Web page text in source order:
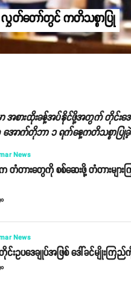
လွှတ်တော်တွင် ကတိသစ္စာပြု
ာ အစားထိုးခန့်အပ်နိုင်ဖို့အတွက် တိုင်း
အောက်တိုဘာ ၁ ရက်နေ့ကတိသစ္စာပြုခဲ့
News
တံတားတွေကို စစ်ဆေးဖို့ တံတားမျာ
News
င်းဥပဒေချုပ်အဖြစ် ဒေါ်ခင်မျိုး